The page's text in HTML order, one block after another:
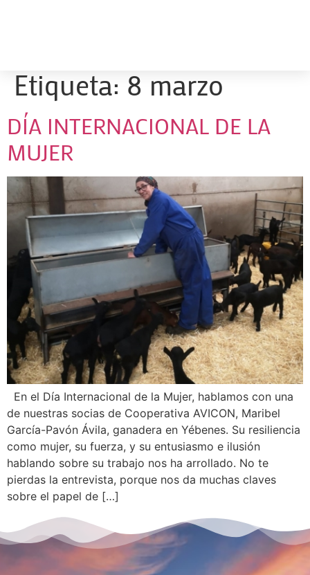
Etiqueta: 8 marzo
DÍA INTERNACIONAL DE LA
MUJER
En el Día Internacional de la Mujer, hablamos con una
de nuestras socias de Cooperativa AVICON, Maribel
García-Pavón Ávila, ganadera en Yébenes. Su resiliencia
como mujer, su fuerza, y su entusiasmo e ilusión
hablando sobre su trabajo nos ha arrollado. No te
pierdas la entrevista, porque nos da muchas claves
sobre el papel de […]